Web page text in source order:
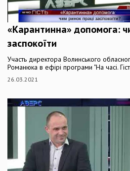
«Карантинна» допомога:
заспокоїти
Участь директора Волинського
Романюка в ефірі програми "На часі.
26.03.2021